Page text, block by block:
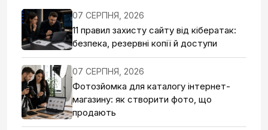
07 СЕРПНЯ, 2026
11 правил захисту сайту від кібератак:
безпека, резервні копії й доступи
07 СЕРПНЯ, 2026
Фотозйомка для каталогу інтернет-
магазину: як створити фото, що
продають